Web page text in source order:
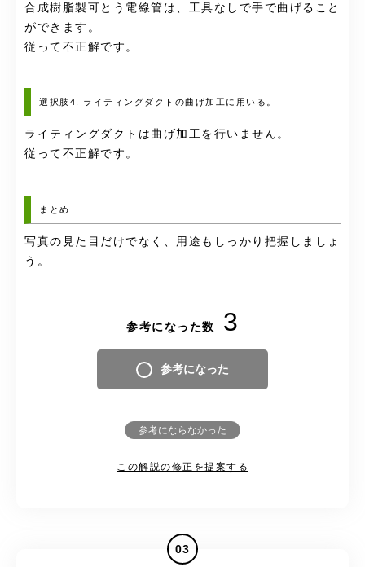
合成樹脂製可とう電線管は、工具なしで手で曲げること
ができます。
従って不正解です。
選択肢4. ライティングダクトの曲げ加工に用いる。
ライティングダクトは曲げ加工を行いません。
従って不正解です。
まとめ
写真の見た目だけでなく、用途もしっかり把握しましょ
う。
参考になった数 3
参考になった
参考にならなかった
この解説の修正を提案する
03